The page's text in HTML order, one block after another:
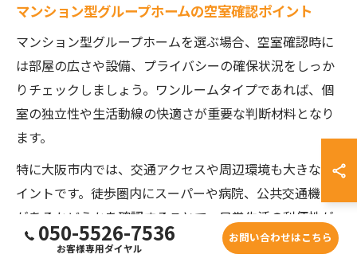
マンション型グループホームの空室確認ポイント
マンション型グループホームを選ぶ場合、空室確認時に
は部屋の広さや設備、プライバシーの確保状況をしっか
りチェックしましょう。ワンルームタイプであれば、個
室の独立性や生活動線の快適さが重要な判断材料となり
ます。
特に大阪市内では、交通アクセスや周辺環境も大きなポ
イントです。徒歩圏内にスーパーや病院、公共交通機関
があるかどうかを確認することで、日常生活の利便性が
大きく変わります。
050-5526-7536
お客様専用ダイヤル
お問い合わせはこちら